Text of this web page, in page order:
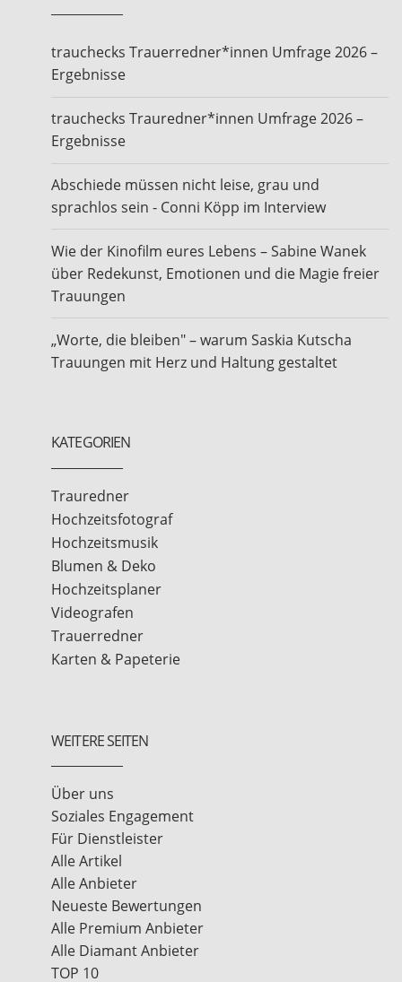
trauchecks Trauerredner*innen Umfrage 2026 –
Ergebnisse
trauchecks Trauredner*innen Umfrage 2026 –
Ergebnisse
Abschiede müssen nicht leise, grau und
sprachlos sein - Conni Köpp im Interview
Wie der Kinofilm eures Lebens – Sabine Wanek
über Redekunst, Emotionen und die Magie freier
Trauungen
„Worte, die bleiben" – warum Saskia Kutscha
Trauungen mit Herz und Haltung gestaltet
KATEGORIEN
Trauredner
Hochzeitsfotograf
Hochzeitsmusik
Blumen & Deko
Hochzeitsplaner
Videografen
Trauerredner
Karten & Papeterie
WEITERE SEITEN
Über uns
Soziales Engagement
Für Dienstleister
Alle Artikel
Alle Anbieter
Neueste Bewertungen
Alle Premium Anbieter
Alle Diamant Anbieter
TOP 10